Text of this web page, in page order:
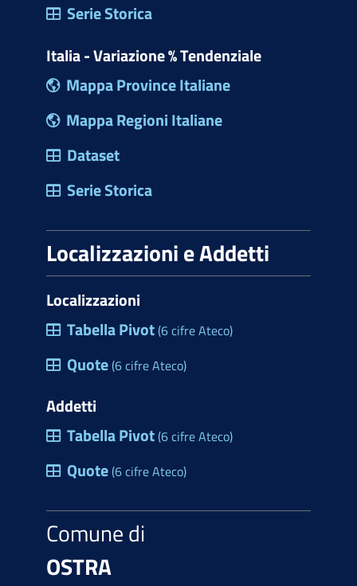
Serie Storica
Italia - Variazione % Tendenziale
Mappa Province Italiane
Mappa Regioni Italiane
Dataset
Serie Storica
Localizzazioni e Addetti
Localizzazioni
Tabella Pivot(6 cifre Ateco)
Quote(6 cifre Ateco)
Addetti
Tabella Pivot(6 cifre Ateco)
Quote(6 cifre Ateco)
Comune di
OSTRA